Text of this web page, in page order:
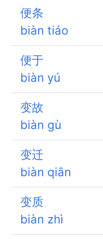
便条
biàn tiáo
便于
biàn yú
变故
biàn gù
变迁
biàn qiān
变质
biàn zhì